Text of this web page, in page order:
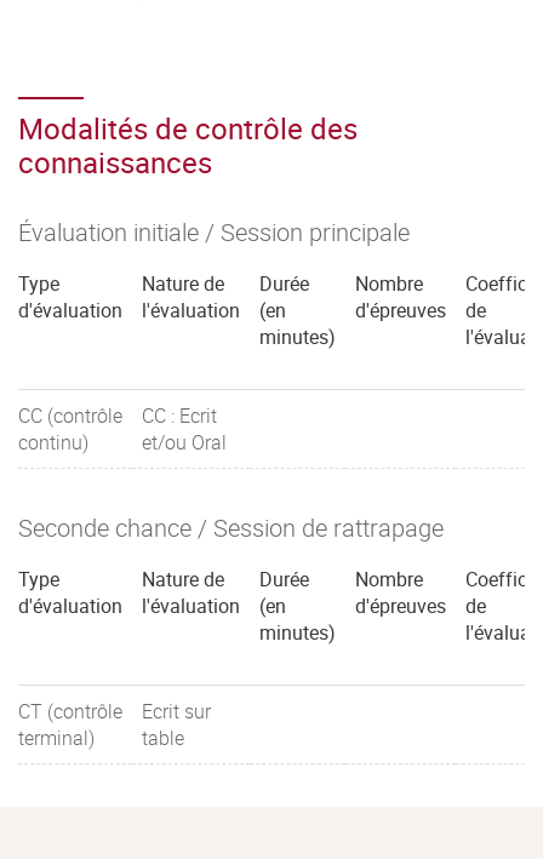
Modalités de contrôle des
connaissances
Évaluation initiale / Session principale
Type
d'évaluation
Nature de
l'évaluation
Durée
(en
minutes)
Nombre
d'épreuves
de
CC (contrôle
continu)
CC : Ecrit
et/ou Oral
Seconde chance / Session de rattrapage
Type
d'évaluation
Nature de
l'évaluation
Durée
(en
minutes)
Nombre
d'épreuves
de
CT (contrôle
terminal)
Ecrit sur
table